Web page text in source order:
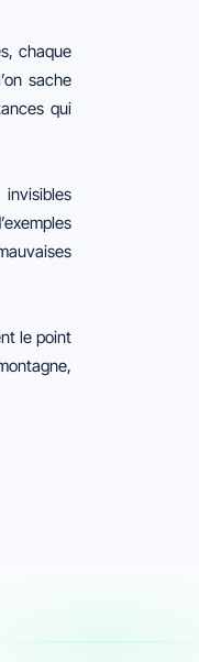
chaque
sache
qui
le point